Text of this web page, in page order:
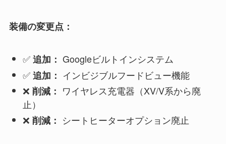
装備の変更点：
✅追加： Googleビルトインシステム
✅追加： インビジブルフードビュー機能
❌ 削減： ワイヤレス充電器（XV/V系から廃
止）
❌ 削減： シートヒーターオプション廃止